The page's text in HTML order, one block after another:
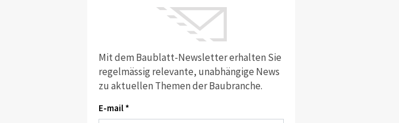
Mit dem Baublatt-Newsletter erhalten Sie
regelmässig relevante, unabhängige News
zu aktuellen Themen der Baubranche.
E-mail *